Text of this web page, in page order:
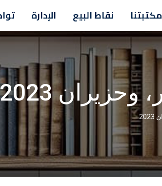
مكتبتنا نقاط البيع الإدارة